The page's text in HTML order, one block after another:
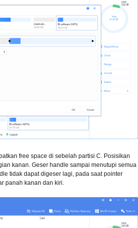
free space di sebelah partisi C. Posisikan
kanan. Geser handle sampai menutupi semua
tidak dapat digeser lagi, pada saat pointer
panah kanan dan kiri.